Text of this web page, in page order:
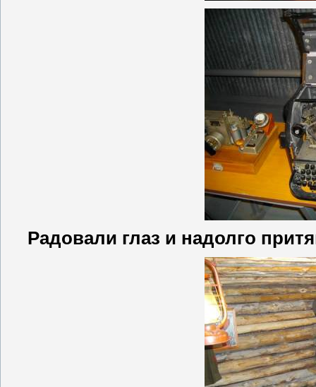
Радовали глаз и надолго